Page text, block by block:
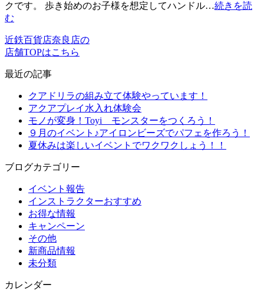
クです。 歩き始めのお子様を想定してハンドル…続きを読
む
近鉄百貨店奈良店の
店舗TOPはこちら
最近の記事
クアドリラの組み立て体験やっています！
アクアプレイ水入れ体験会
モノが変身！Toyi モンスターをつくろう！
９月のイベント♪アイロンビーズでパフェを作ろう！
夏休みは楽しいイベントでワクワクしょう！！
ブログカテゴリー
イベント報告
インストラクターおすすめ
お得な情報
キャンペーン
その他
新商品情報
未分類
カレンダー